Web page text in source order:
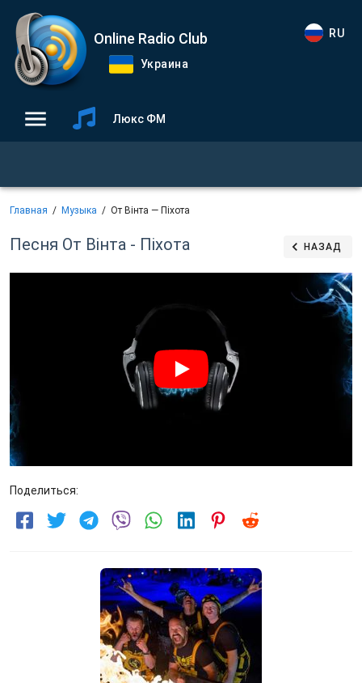
Online Radio Club
Украина
RU
Люкс ФМ
Главная Музыка От Вінта — Піхота
Песня От Вінта - Піхота НАЗАД
Поделиться: